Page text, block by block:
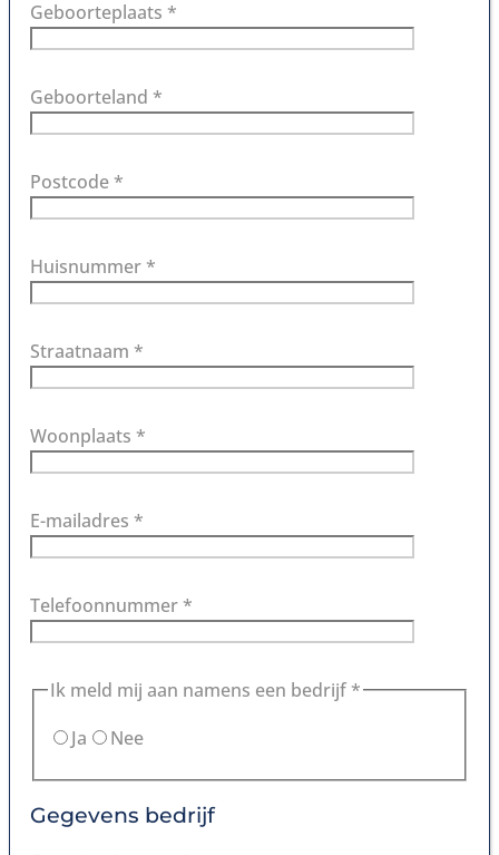
Geboorteplaats *
Geboorteland *
Postcode *
Huisnummer *
Straatnaam *
Woonplaats *
E-mailadres *
Telefoonnummer *
Ik meld mij aan namens een bedrijf *
Ja
Nee
Gegevens bedrijf